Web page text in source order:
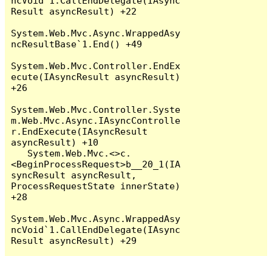
Result asyncResult) +22
System.Web.Mvc.Async.WrappedAsy
ncResultBase`1.End() +49
System.Web.Mvc.Controller.EndEx
ecute(IAsyncResult asyncResult)
+26
System.Web.Mvc.Controller.Syste
m.Web.Mvc.Async.IAsyncControlle
r.EndExecute(IAsyncResult
asyncResult) +10
<BeginProcessRequest>b__20_1(IA
syncResult asyncResult,
ProcessRequestState innerState)
+28
System.Web.Mvc.Async.WrappedAsy
ncVoid`1.CallEndDelegate(IAsync
Result asyncResult) +29